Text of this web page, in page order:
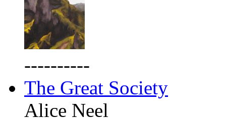
----------
The Great Society
Alice Neel